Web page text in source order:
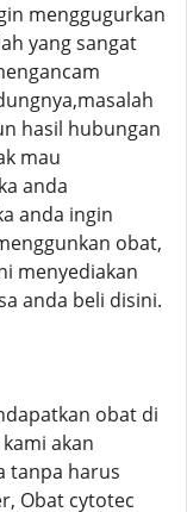
menggugurkan
yang sangat
hasil hubungan
mau
anda
anda ingin
obat,
menyediakan
anda beli disini.
obat di
akan
tanpa harus
Obat cytotec